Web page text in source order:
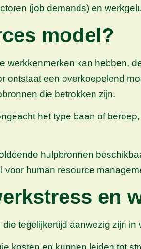
(job demands) en
model?
werkkenmerken kan hebben,
een overkoepelend
die betrokken zijn.
het type baan of
hulpbronnen
voor human resource
en
tegelijkertijd aanwezig zijn in